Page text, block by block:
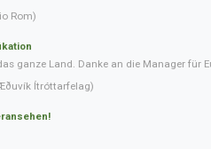
Rom)
ganze Land. Danke an die Manager für
Ítróttarfelag)